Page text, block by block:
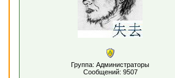
Группа: Администраторы
Сообщений: 9507